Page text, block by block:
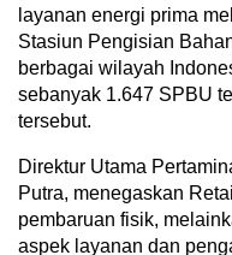
layanan energi prima
Stasiun Pengisian
berbagai wilayah
sebanyak 1.647 SPBU
tersebut.
Direktur Utama
Putra, menegaskan
pembaruan fisik,
aspek layanan dan